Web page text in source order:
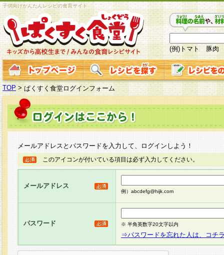
子供向けかんたんレシピの食育サイト
(例)トマト 豚肉
TOP > ぱくすく食堂ログインフォーム
メールアドレスとパスワードを入力して、ログインしよう！
このアイコンが付いている項目は必ず入力してください。
メールアドレス
例）abcdefg@hijk.com
パスワード ※ 半角英数字20文字以内
⇒パスワードを忘れた人は、コチ